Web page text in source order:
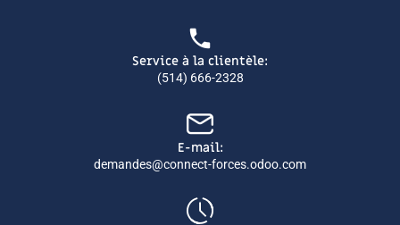
Service à la clientèle:
(514) 666-2328
E-mail:
demandes@connect-forces.odoo.com